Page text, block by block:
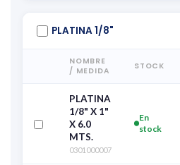
PLATINA 1/8"
NOMBRE
/ MEDIDA
STOCK
PLATINA
1/8" X 1"
X 6.0
MTS.
0301000007
En
stock